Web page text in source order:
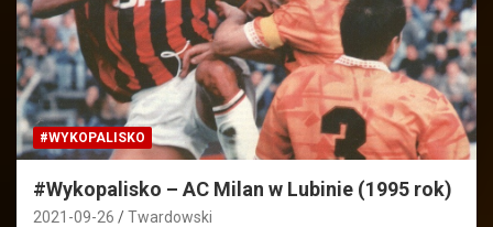
#WYKOPALISKO
#Wykopalisko – AC Milan w Lubinie (1995 rok)
2021-09-26 Twardowski